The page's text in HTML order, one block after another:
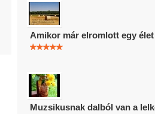
Amikor már elromlott egy élet
Muzsikusnak dalból van a